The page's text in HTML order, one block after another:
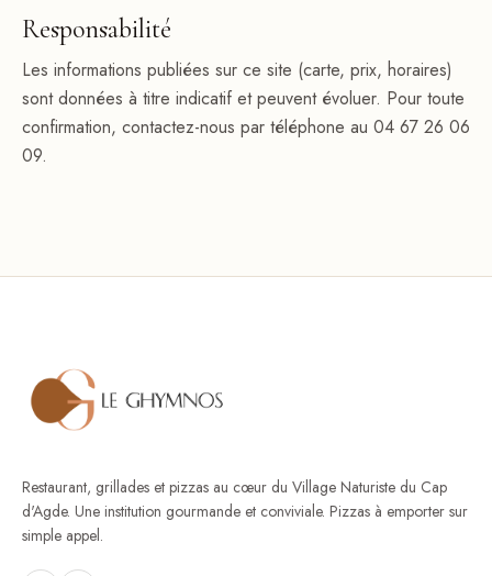
Responsabilité
Les informations publiées sur ce site (carte, prix, horaires)
sont données à titre indicatif et peuvent évoluer. Pour toute
confirmation, contactez-nous par téléphone au 04 67 26 06
09.
Restaurant, grillades et pizzas au cœur du Village Naturiste du Cap
d'Agde. Une institution gourmande et conviviale. Pizzas à emporter sur
simple appel.